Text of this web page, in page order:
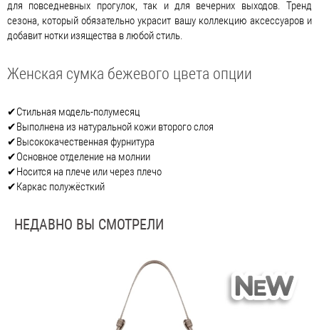
для повседневных прогулок, так и для вечерних выходов. Тренд
сезона, который обязательно украсит вашу коллекцию аксессуаров и
добавит нотки изящества в любой стиль.
Женская сумка бежевого цвета опции
✔Стильная модель-полумесяц
✔Выполнена из натуральной кожи второго слоя
✔Высококачественная фурнитура
✔Основное отделение на молнии
✔Носится на плече или через плечо
✔Каркас полужёсткий
НЕДАВНО ВЫ СМОТРЕЛИ